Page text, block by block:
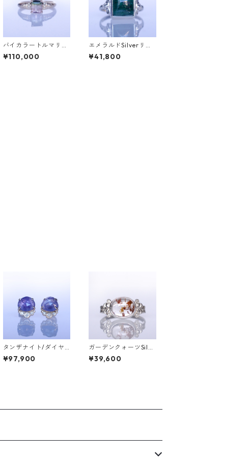
バイカラートルマリン
＆ダイヤK10リング FA
TA(ファタ）[F016]
¥110,000
エメラルドSilverリン
グ SALGA(サルガ）[S
005]
¥41,800
タンザナイト/ダイヤ
モンドK10ピアス TE
PI（ﾃﾋﾟ）【T004】
¥97,900
ガーデンクォーツSilve
rリング LINDEN(リン
デン）[L008]
¥39,600